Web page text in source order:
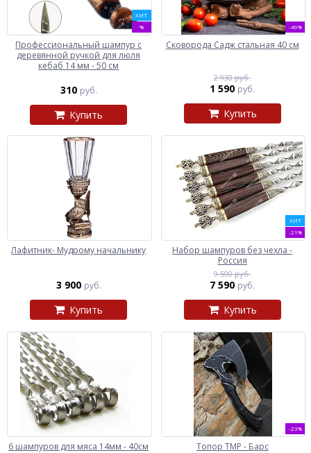
ХИТ
%
Профессиональный шампур с
деревянной ручкой для люля
кебаб 14 мм - 50 см
310 руб.
Купить
-46%
Сковорода Садж стальная 40 см
2 930 руб.
1 590 руб.
Купить
Лафитник- Мудрому начальнику
3 900 руб.
Купить
ХИТ
-21%
Набор шампуров без чехла -
Россия
9 590 руб.
7 590 руб.
Купить
6 шампуров для мяса 14мм - 40см
-23%
Топор ТМР - Барс